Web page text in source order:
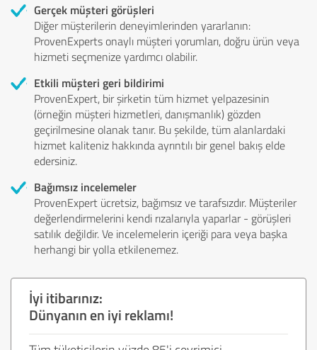
Gerçek müşteri görüşleri
Diğer müşterilerin deneyimlerinden yararlanın:
ProvenExperts onaylı müşteri yorumları, doğru ürün veya
hizmeti seçmenize yardımcı olabilir.
Etkili müşteri geri bildirimi
ProvenExpert, bir şirketin tüm hizmet yelpazesinin
(örneğin müşteri hizmetleri, danışmanlık) gözden
geçirilmesine olanak tanır. Bu şekilde, tüm alanlardaki
hizmet kaliteniz hakkında ayrıntılı bir genel bakış elde
edersiniz.
Bağımsız incelemeler
ProvenExpert ücretsiz, bağımsız ve tarafsızdır. Müşteriler
değerlendirmelerini kendi rızalarıyla yaparlar - görüşleri
satılık değildir. Ve incelemelerin içeriği para veya başka
herhangi bir yolla etkilenemez.
İyi itibarınız:
Dünyanın en iyi reklamı!